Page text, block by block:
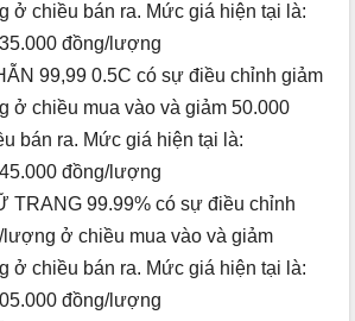
ở chiều bán ra. Mức giá hiện tại là:
đồng/lượng
99,99 0.5C có sự điều chỉnh giảm
ở chiều mua vào và giảm 50.000
bán ra. Mức giá hiện tại là:
đồng/lượng
TRANG 99.99% có sự điều chỉnh
ở chiều mua vào và giảm
ở chiều bán ra. Mức giá hiện tại là:
đồng/lượng